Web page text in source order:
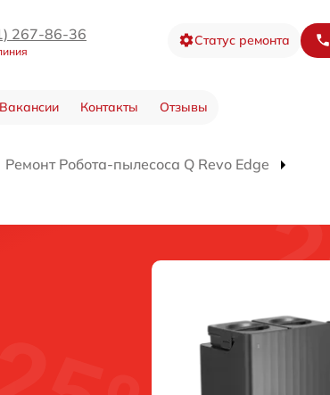
267-86-36 Статус ремонта
Вакансии Контакты Отзывы
Ремонт Робота-пылесоса Q Revo Edge